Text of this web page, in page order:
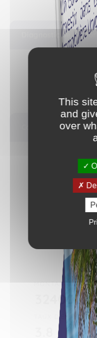
Diagnostic de
Calculez vos
MONTANT DU
TAUX D'EMPRUNT:
1 929 €
This
and
over